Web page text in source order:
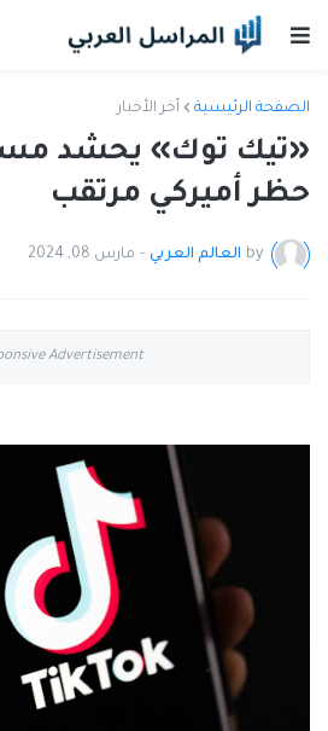
الصفحة الرئيسية أخر الأخبار
«تيك توك» يحشد
حظر أميركي مرتقب
by العالم العربي - مارس 08, 2024
Advertisement